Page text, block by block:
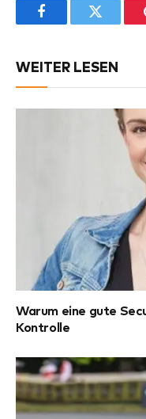
FacebookTwitter
WEITER LESEN
Warum eine gute
Kontrolle